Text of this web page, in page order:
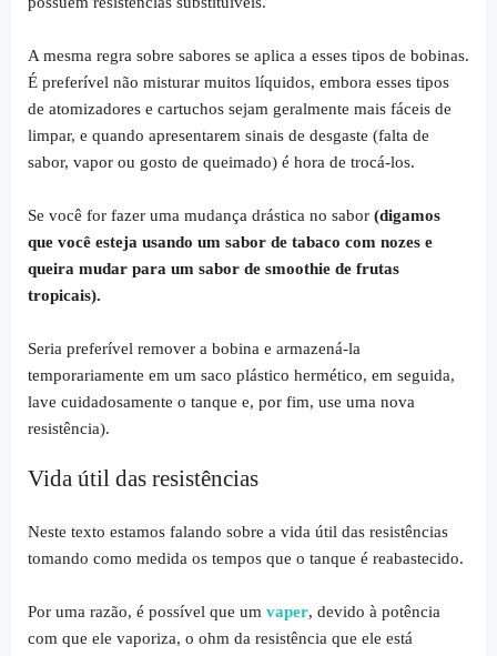
A mesma regra sobre sabores se aplica a esses tipos de bobinas.
É preferível não misturar muitos líquidos, embora esses tipos
de atomizadores e cartuchos sejam geralmente mais fáceis de
limpar, e quando apresentarem sinais de desgaste (falta de
sabor, vapor ou gosto de queimado) é hora de trocá-los.
Se você for fazer uma mudança drástica no sabor (digamos
que você esteja usando um sabor de tabaco com nozes e
queira mudar para um sabor de smoothie de frutas
tropicais).
Seria preferível remover a bobina e armazená-la
temporariamente em um saco plástico hermético, em seguida,
lave cuidadosamente o tanque e, por fim, use uma nova
resistência).
Vida útil das resistências
Neste texto estamos falando sobre a vida útil das resistências
tomando como medida os tempos que o tanque é reabastecido.
Por uma razão, é possível que um vaper, devido à potência
com que ele vaporiza, o ohm da resistência que ele está